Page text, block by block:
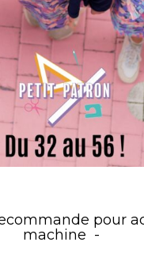
pour
machine